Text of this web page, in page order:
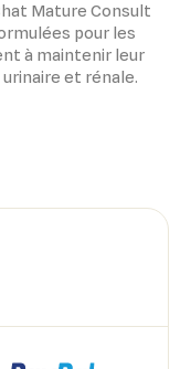
Mature Consult
pour les
à maintenir leur
et rénale.
×
produits à votre